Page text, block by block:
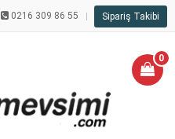
0216 309 86 55 Sipariş Takibi
0